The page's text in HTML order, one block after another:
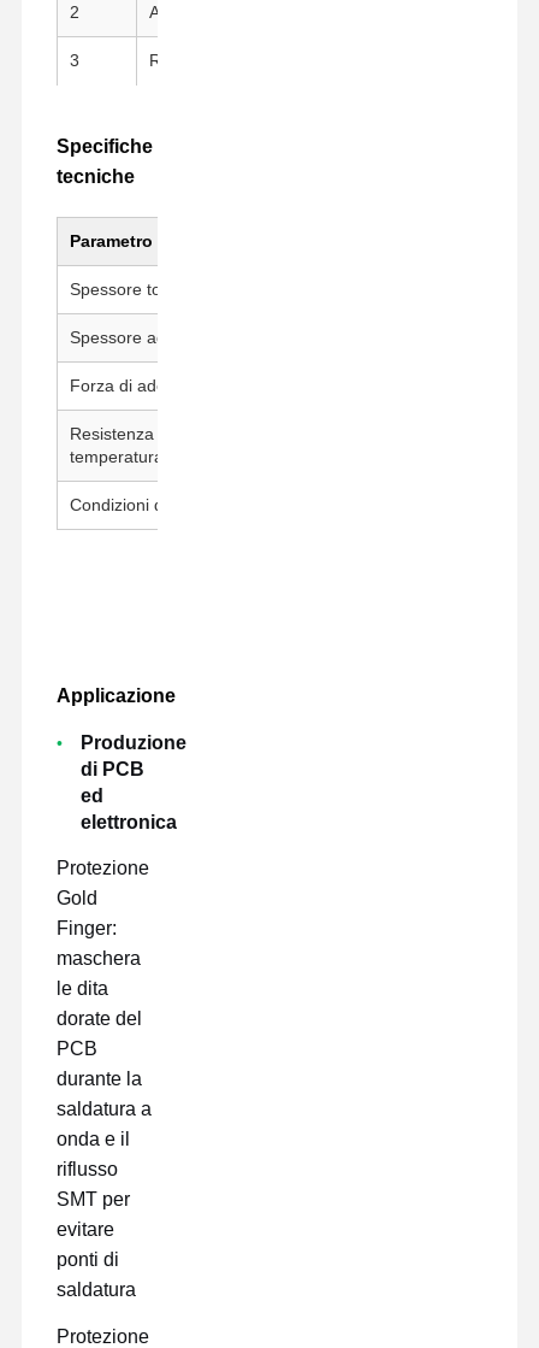
2 Adesivo siliconico
3 Rivestimento di rilascio
Specifiche
tecniche
Parametro
Spessore totale
Spessore adesivo
Forza di adesione
Resistenza alla
temperatura
Condizioni di prova
Applicazione
Produzione
di PCB
ed
elettronica
Protezione
Gold
Finger:
maschera
le dita
dorate del
PCB
durante la
saldatura a
onda e il
riflusso
SMT per
evitare
ponti di
saldatura
Protezione